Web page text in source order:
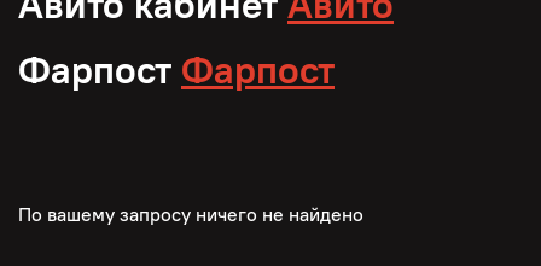
Фарпост Фарпост
По вашему запросу ничего не найдено